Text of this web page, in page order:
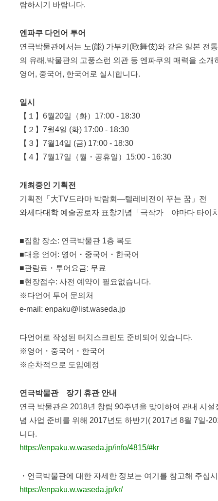
람하시기 바랍니다.
엔파쿠 다언어 투어
연극박물관에서는 노(能) 가부키(歌舞伎)와 같은 일본 전
의 유래,박물관의 고풍스런 외관 등 엔파쿠의 매력을 소개
영어, 중국어, 한국어로 실시합니다.
일시
【１】6월20일（화）17:00 - 18:30
【２】7월4일 (화) 17:00 - 18:30
【３】7월14일 (금) 17:00 - 18:30
【４】7월17일（월・공휴일）15:00 - 16:30
개최중인 기획전
기획전「大TV드라마 박람회—텔레비전이 꾸는 꿈」전
와세다대학 예술공로자 표창기념「극작가 야마다 타이
■집합 장소: 연극박물관 1층 복도
■대응 언어: 영어・중국어・한국어
■관람료・투어요금: 무료
■현장접수: 사전 예약이 필요없습니다.
※다언어 투어 문의처
e-mail: enpaku@list.waseda.jp
다언어로 작성된 터치스크린도 준비되어 있습니다.
※영어・중국어・한국어
※순차적으로 도입예정
연극박물관 장기 휴관 안내
연극 박물관은 2018년 창립 90주년을 맞이하여 관내 시
념 사업 준비를 위해 2017년도 하반기( 2017년 8월 7일-
니다.
https://enpaku.w.waseda.jp/info/4815/#kr
・연극박물관에 대한 자세한 정보는 여기를 참고해 주십
https://enpaku.w.waseda.jp/kr/